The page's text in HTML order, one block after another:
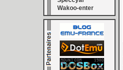
Wakoo-enter